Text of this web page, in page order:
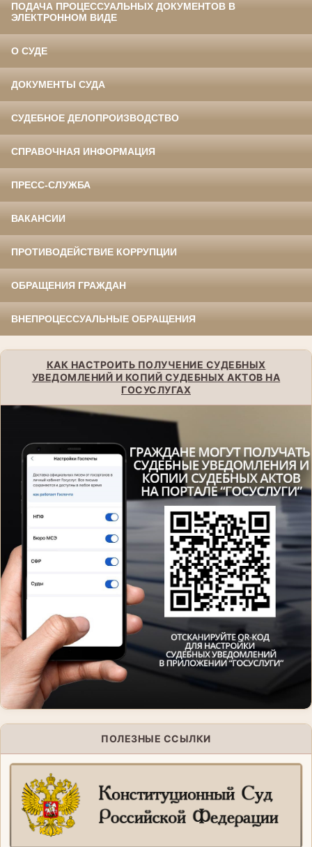
ПОДАЧА ПРОЦЕССУАЛЬНЫХ ДОКУМЕНТОВ В
ЭЛЕКТРОННОМ ВИДЕ
О СУДЕ
ДОКУМЕНТЫ СУДА
СУДЕБНОЕ ДЕЛОПРОИЗВОДСТВО
СПРАВОЧНАЯ ИНФОРМАЦИЯ
ПРЕСС-СЛУЖБА
ВАКАНСИИ
ПРОТИВОДЕЙСТВИЕ КОРРУПЦИИ
ОБРАЩЕНИЯ ГРАЖДАН
ВНЕПРОЦЕССУАЛЬНЫЕ ОБРАЩЕНИЯ
КАК НАСТРОИТЬ ПОЛУЧЕНИЕ СУДЕБНЫХ
УВЕДОМЛЕНИЙ И КОПИЙ СУДЕБНЫХ АКТОВ НА
ГОСУСЛУГАХ
ПОЛЕЗНЫЕ ССЫЛКИ